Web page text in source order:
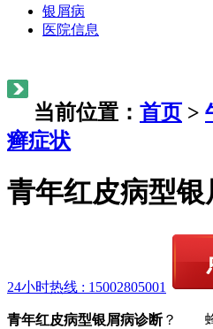
银屑病
医院信息
当前位置： 首页 >
癣症状
青年红皮病型
24小时热线 : 15002805001
青年红皮病型银屑病诊断？ 蜂